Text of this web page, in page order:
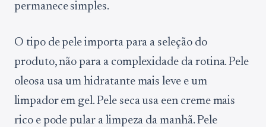
permanece simples.
O tipo de pele importa para a seleção do
produto, não para a complexidade da rotina. Pele
oleosa usa um hidratante mais leve e um
limpador em gel. Pele seca usa een creme mais
rico e pode pular a limpeza da manhã. Pele